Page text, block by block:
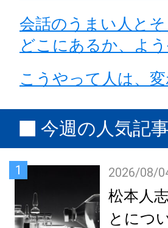
会話のうまい人と
どこにあるか、よ
こうやって人は、
今週の人気記事
1 2026/08/
松本人
とにつ